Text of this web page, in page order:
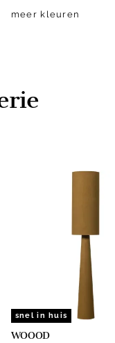
meer kleuren
snel in huis
WOOOD